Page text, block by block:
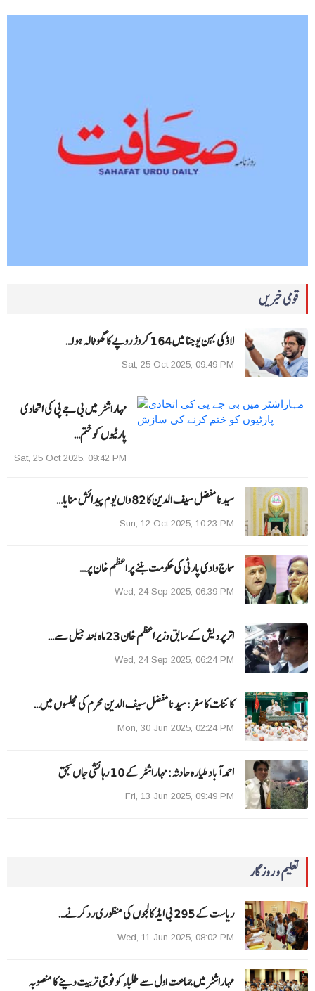
قومی خبریں
لاڈکی بہن یوجنا میں 164 کروڑ روپے کا گھوٹالہ ہوا…
Sat, 25 Oct 2025, 09:49 PM
مہاراشٹر میں بی جے پی کی اتحادی
پارٹیوں کو ختم…
Sat, 25 Oct 2025, 09:42 PM
سیدنا مفضل سیف الدین کا 82 واں یوم پیدائش منایا…
Sun, 12 Oct 2025, 10:23 PM
سماج وادی پارٹی کی حکومت بننے پر اعظم خان پر…
Wed, 24 Sep 2025, 06:39 PM
اترپردیش کے سابق وزیراعظم خان 23 ماہ بعد جیل سے…
Wed, 24 Sep 2025, 06:24 PM
کائنات کا سفر:سیدنا مفضل سیف الدین محرم کی مجلسوں میں…
Mon, 30 Jun 2025, 02:24 PM
احمد آباد طیارہ حادثہ :مہاراشٹر کے 10 رہائشی جاں بحق
Fri, 13 Jun 2025, 09:49 PM
تعلیم و روزگار
ریاست کے 295 بی ایڈ کالجوں کی منظوری رد کرنے…
Wed, 11 Jun 2025, 08:02 PM
مہاراشٹرمیں جماعت اول سے طلباءکو فوجی تربیت دینے کا منصوبہ